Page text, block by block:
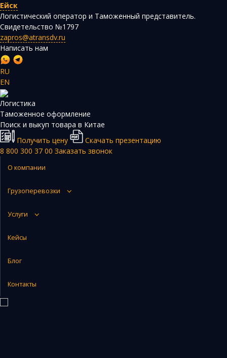
Ейск
Логистический оператор и Таможенный представитель.
Свидетельство №1797
zapros@atransdv.ru
Написать нам
RU
EN
Логистика
Таможенное оформление
Поиск и выкуп товара в Китае
Получить цену
Скачать презентацию
8 800 300 37 00 Заказать звонок
О компании
Грузоперевозки
Услуги
Кейсы
Блог
Контакты
Авиаперевозки из Китая
Железнодорожные перевозки из Китая
Контейнерные перевозки из Китая
Морские грузоперевозки из Китая
Сборные грузы из Китая
Закупка и поставка товаров из Китая
Поиск поставщика в Китае